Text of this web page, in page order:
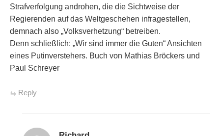
Strafverfolgung androhen, die die Sichtweise der
Regierenden auf das Weltgeschehen infragestellen,
demnach also „Volksverhetzung“ betreiben.
Denn schließlich: „Wir sind immer die Guten“ Ansichten
eines Putinverstehers. Buch von Mathias Bröckers und
Paul Schreyer
Reply